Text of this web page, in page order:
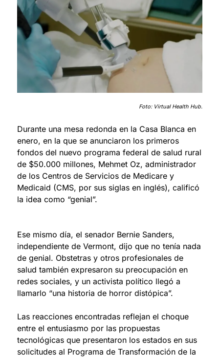
Foto: Virtual Health Hub.
Durante una mesa redonda en la Casa Blanca en
enero, en la que se anunciaron los primeros
fondos del nuevo programa federal de salud rural
de $50.000 millones, Mehmet Oz, administrador
de los Centros de Servicios de Medicare y
Medicaid (CMS, por sus siglas en inglés), calificó
la idea como “genial”.
Ese mismo día, el senador Bernie Sanders,
independiente de Vermont, dijo que no tenía nada
de genial. Obstetras y otros profesionales de
salud también expresaron su preocupación en
redes sociales, y un activista político llegó a
llamarlo “una historia de horror distópica”.
Las reacciones encontradas reflejan el choque
entre el entusiasmo por las propuestas
tecnológicas que presentaron los estados en sus
solicitudes al Programa de Transformación de la